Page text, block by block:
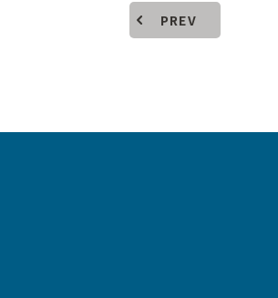
PREV